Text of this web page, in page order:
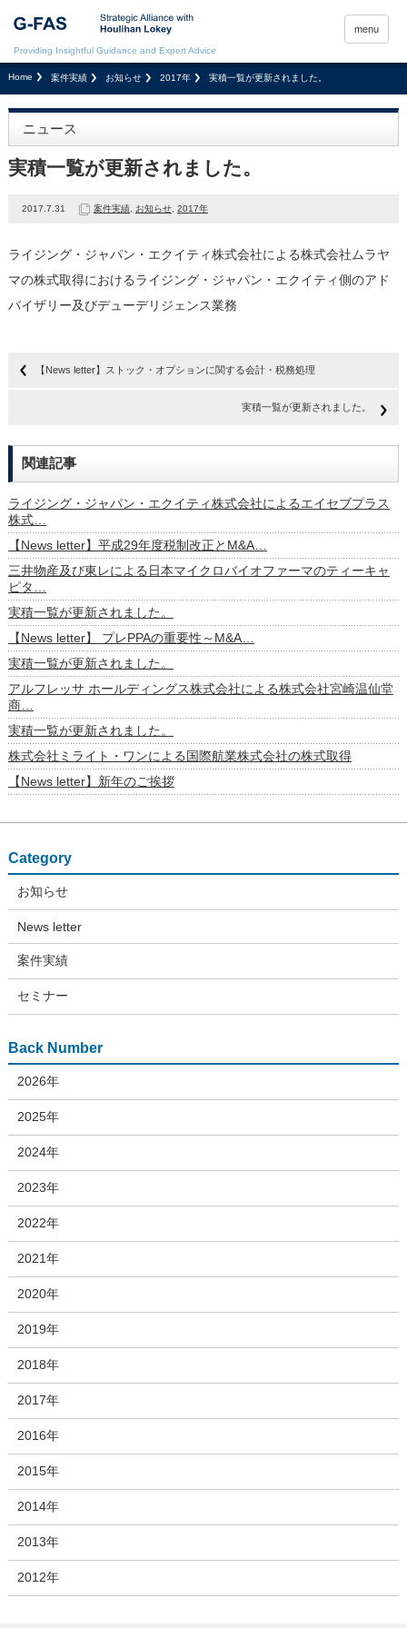
Providing Insightful Guidance and Expert Advice
menu
Home 案件実績 お知らせ 2017年 実積一覧が更新されました。
ニュース
実積一覧が更新されました。
2017.7.31 案件実績, お知らせ, 2017年
ライジング・ジャパン・エクイティ株式会社による株式会社ムラヤ
マの株式取得におけるライジング・ジャパン・エクイティ側のアド
バイザリー及びデューデリジェンス業務
【News letter】ストック・オプションに関する会計・税務処理
実積一覧が更新されました。
関連記事
ライジング・ジャパン・エクイティ株式会社によるエイセブプラス
株式…
【News letter】平成29年度税制改正とM&A…
三井物産及び東レによる日本マイクロバイオファーマのティーキャ
ピタ…
実積一覧が更新されました。
【News letter】 プレPPAの重要性～M&A…
実積一覧が更新されました。
アルフレッサ ホールディングス株式会社による株式会社宮崎温仙堂
商…
実積一覧が更新されました。
株式会社ミライト・ワンによる国際航業株式会社の株式取得
【News letter】新年のご挨拶
Category
お知らせ
News letter
案件実績
セミナー
Back Number
2026年
2025年
2024年
2023年
2022年
2021年
2020年
2019年
2018年
2017年
2016年
2015年
2014年
2013年
2012年